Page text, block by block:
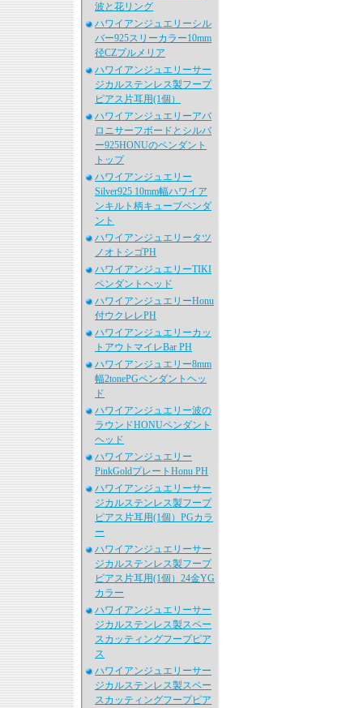
波と花リング
ハワイアンジュエリーシル
バー925スリーカラー10mm
径CZプルメリア
ハワイアンジュエリーサー
ジカルステンレス製フープ
ピアス片耳用(1個）
ハワイアンジュエリーアバ
ロニサーフボードとシルバ
ー925HONUのペンダント
トップ
ハワイアンジュエリー
Silver925 10mm幅ハワイア
ンキルト柄キューブペンダ
ント
ハワイアンジュエリータツ
ノオトシゴPH
ハワイアンジュエリーTIKI
ペンダントヘッド
ハワイアンジュエリーHonu
付ウクレレPH
ハワイアンジュエリーカッ
トアウトマイレBar PH
ハワイアンジュエリー8mm
幅2tonePGペンダントヘッ
ド
ハワイアンジュエリー波の
ラウンドHONUペンダント
ヘッド
ハワイアンジュエリー
PinkGoldプレートHonu PH
ハワイアンジュエリーサー
ジカルステンレス製フープ
ピアス片耳用(1個）PGカラ
ー
ハワイアンジュエリーサー
ジカルステンレス製フープ
ピアス片耳用(1個）24金YG
カラー
ハワイアンジュエリーサー
ジカルステンレス製スペー
スカッティングフープピア
ス
ハワイアンジュエリーサー
ジカルステンレス製スペー
スカッティングフープピア